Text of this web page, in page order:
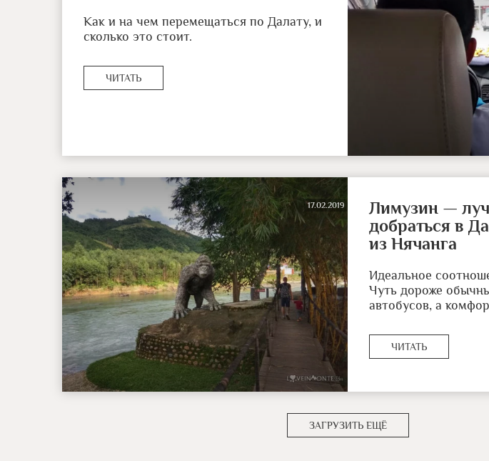
Как и на чем перемещаться по Далату, и
сколько это стоит.
ЧИТАТЬ
17.02.2019
Лимузин —
добраться в
из Нячанга
Идеальное
Чуть дороже
автобусов, а
ЧИТАТЬ
ЗАГРУЗИТЬ ЕЩЁ